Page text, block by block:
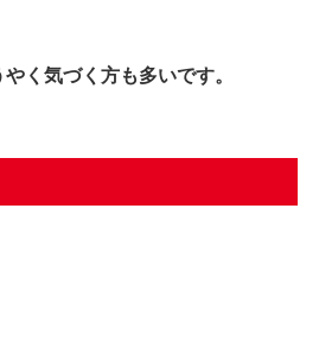
く気づく方も多いです。